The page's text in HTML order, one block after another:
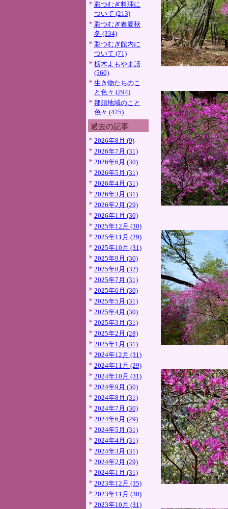
彩つむぎ料理に
ついて (213)
彩つむぎ春夏秋
冬 (334)
彩つむぎ館内に
ついて (71)
栃木よもやま話
(560)
生き物たちのこ
と色々 (294)
那須地域のこと
色々 (425)
過去の記事
2026年8月 (9)
2026年7月 (31)
2026年6月 (30)
2026年5月 (31)
2026年4月 (31)
2026年3月 (31)
2026年2月 (29)
2026年1月 (30)
2025年12月 (30)
2025年11月 (29)
2025年10月 (31)
2025年9月 (30)
2025年8月 (32)
2025年7月 (31)
2025年6月 (30)
2025年5月 (31)
2025年4月 (30)
2025年3月 (31)
2025年2月 (28)
2025年1月 (31)
2024年12月 (31)
2024年11月 (29)
2024年10月 (31)
2024年9月 (30)
2024年8月 (31)
2024年7月 (30)
2024年6月 (29)
2024年5月 (31)
2024年4月 (31)
2024年3月 (31)
2024年2月 (29)
2024年1月 (31)
2023年12月 (35)
2023年11月 (30)
2023年10月 (31)